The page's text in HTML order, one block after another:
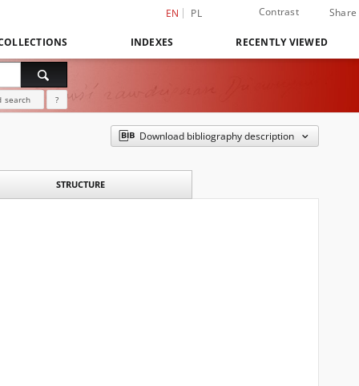
EN PL Contrast Share
INDEXES RECENTLY VIEWED
search ?
Download bibliography description
STRUCTURE